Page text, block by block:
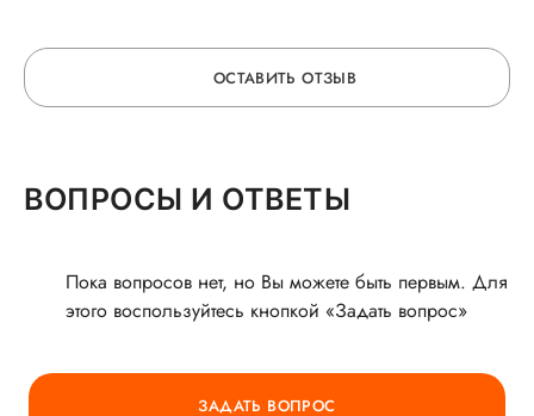
ОСТАВИТЬ ОТЗЫВ
ГОРЯЧАЯ ЛИНИЯ КАЧЕСТВА
ВОПРОСЫ И ОТВЕТЫ
Пока вопросов нет, но Вы можете быть первым. Для
этого воспользуйтесь кнопкой «Задать вопрос»
ЗАДАТЬ ВОПРОС